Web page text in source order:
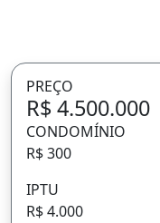
PREÇO
R$ 4.500.000
CONDOMÍNIO
R$ 300
IPTU
R$ 4.000